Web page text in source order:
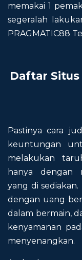
memakai 1
segeralah
PRAGMATIC88
Daftar Situs
Pastinya cara
keuntungan
melakukan
hanya dengan
yang di
dengan uang
dalam bermain,
kenyamanan
menyenangkan.